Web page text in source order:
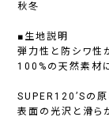
秋冬
■生地説明
弾力性と防シワ性
100%の天然素材
SUPER120’Sの
表面の光沢と滑ら